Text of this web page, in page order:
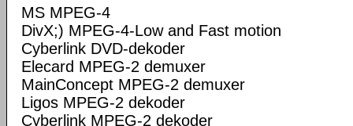
MS MPEG-4
DivX;) MPEG-4-Low and Fast motion
Cyberlink DVD-dekoder
Elecard MPEG-2 demuxer
MainConcept MPEG-2 demuxer
Ligos MPEG-2 dekoder
Cyberlink MPEG-2 dekoder